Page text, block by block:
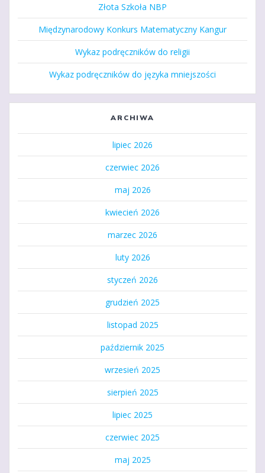
Złota Szkoła NBP
Międzynarodowy Konkurs Matematyczny Kangur
Wykaz podręczników do religii
Wykaz podręczników do języka mniejszości
ARCHIWA
lipiec 2026
czerwiec 2026
maj 2026
kwiecień 2026
marzec 2026
luty 2026
styczeń 2026
grudzień 2025
listopad 2025
październik 2025
wrzesień 2025
sierpień 2025
lipiec 2025
czerwiec 2025
maj 2025